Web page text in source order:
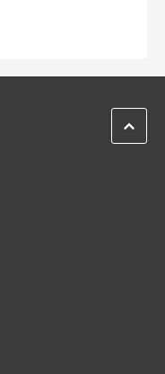
kartě
na nové kartě
ZPĚT